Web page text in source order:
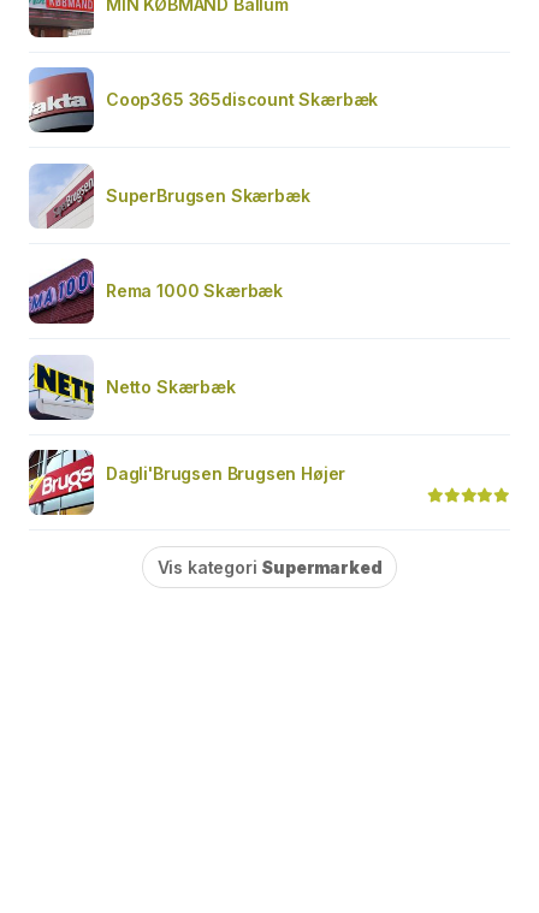
Coop365 365discount Skærbæk
SuperBrugsen Skærbæk
Rema 1000 Skærbæk
Netto Skærbæk
Dagli'Brugsen Brugsen Højer
Vis kategori Supermarked